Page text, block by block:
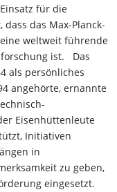
für die
das Max-Planck-
weltweit führende
ist. Das
als persönliches
angehörte, ernannte
Eisenhüttenleute
Initiativen
in
zu geben,
eingesetzt.